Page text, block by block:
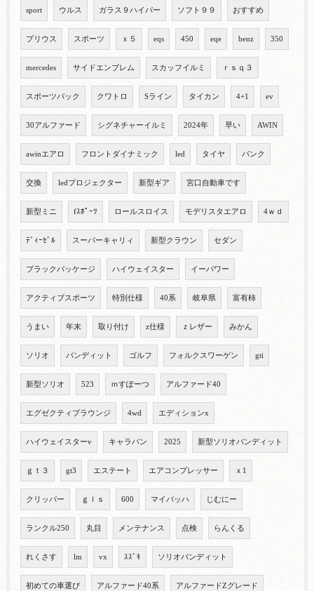
sport ウルス ガラス９ハイパー ソフト９９ おすすめ
プリウス スポーツ ｘ５ eqs 450 eqe benz 350
mercedes サイドエンブレム スカッフイルミ ｒｓｑ３
スポーツバック クワトロ Sライン タイカン 4+1 ev
30アルファード シグネチャーイルミ 2024年 早い AWIN
awinエアロ フロントダイナミック led タイヤ パンク
交換 ledプロジェクター 新型ギア 宮口自動車です
新型ミニ fｽﾎﾟｰﾂ ロールスロイス モデリスタエアロ 4ｗｄ
ﾃﾞｨｰｾﾞﾙ スーパーキャリィ 新型クラウン セダン
ブラックパッケージ ハイウェイスター イーパワー
アクティブスポーツ 特別仕様 40系 岐阜県 富有柿
うまい 年末 取り付け z仕様 ｚレザー みかん
ソリオ バンディット ゴルフ フォルクスワーゲン gti
新型ソリオ 523 ｍすぽーつ アルファード40
エグゼクティブラウンジ 4wd エディションx
ハイウェイスターv キャラバン 2025 新型ソリオバンディット
ｇｔ３ gt3 エステート エアコンプレッサー ｘ1
クリッパー ｇｌｓ 600 マイバッハ じむにー
ランクル250 丸目 メンテナンス 点検 らんくる
れくさす lm vx ｽｽﾞｷ ソリオバンディット
初めての車選び アルファード40系 アルファードZグレード